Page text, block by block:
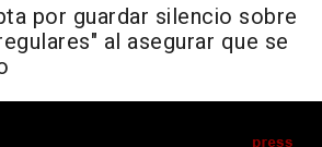
por guardar silencio sobre
al asegurar que se